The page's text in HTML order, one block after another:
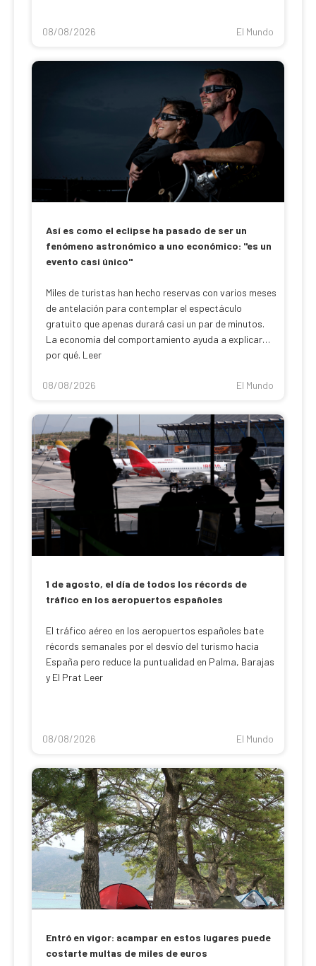
08/08/2026 El Mundo
Así es como el eclipse ha pasado de ser un
fenómeno astronómico a uno económico: "es un
evento casi único"
Miles de turistas han hecho reservas con varios meses
de antelación para contemplar el espectáculo
gratuito que apenas durará casi un par de minutos.
La economía del comportamiento ayuda a explicar
por qué. Leer
08/08/2026 El Mundo
1 de agosto, el día de todos los récords de
tráfico en los aeropuertos españoles
El tráfico aéreo en los aeropuertos españoles bate
récords semanales por el desvío del turismo hacia
España pero reduce la puntualidad en Palma, Barajas
y El Prat Leer
08/08/2026 El Mundo
Entró en vigor: acampar en estos lugares puede
costarte multas de miles de euros